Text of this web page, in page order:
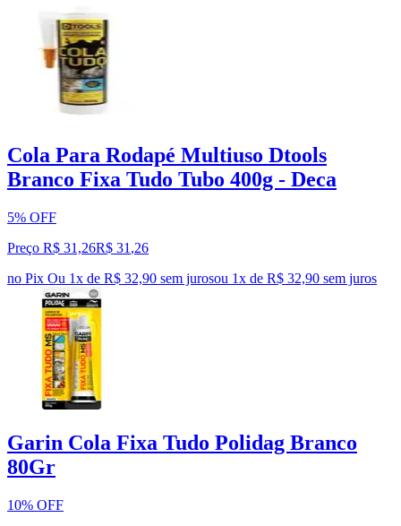
Cola Para Rodapé Multiuso Dtools
Branco Fixa Tudo Tubo 400g - Deca
5% OFF
Preço R$ 31,26R$ 31 ,26
no Pix Ou 1x de R$ 32,90 sem jurosou 1x de R$ 32,90 sem juros
Garin Cola Fixa Tudo Polidag Branco
80Gr
10% OFF